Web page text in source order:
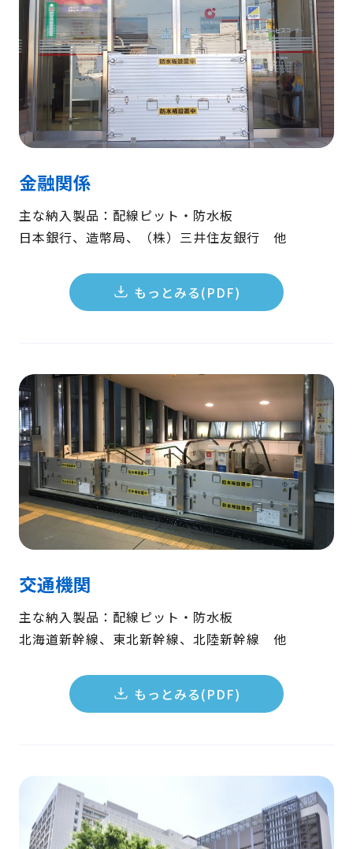
金融関係
主な納入製品：配線ピット・防水板
日本銀行、造幣局、（株）三井住友銀行 他
もっとみる(PDF)
交通機関
主な納入製品：配線ピット・防水板
北海道新幹線、東北新幹線、北陸新幹線 他
もっとみる(PDF)